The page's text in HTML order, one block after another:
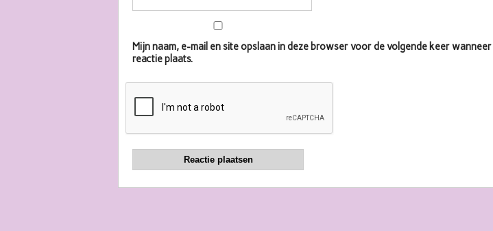
Mijn naam, e-mail en site opslaan in deze browser voor de volgende keer
reactie plaats.